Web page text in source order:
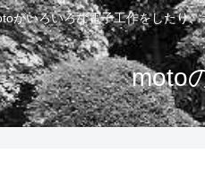
がいろいろな電子工作をしたり
moto